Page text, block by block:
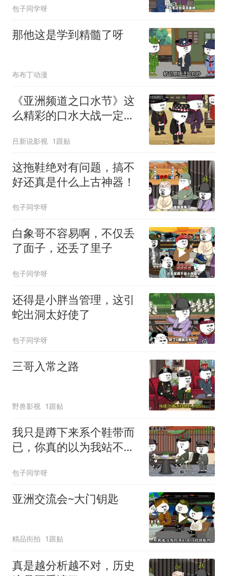
包子同学呀
那他这是学到精髓了呀
布布丁动漫
《亚洲频道之口水节》这
么精彩的口水大战一定不
吕新说影视 1跟贴
这拖鞋绝对有问题，搞不
好还真是什么上古神器！
包子同学呀
白象哥不容易啊，不仅丢
了面子，还丢了里子
包子同学呀
还得是小胖当管理，这引
蛇出洞太好使了
包子同学呀
三哥入常之路
野兽影视 1跟贴
我只是蹲下来系个鞋带而
已，你真的以为我站不起
包子同学呀
亚洲交流会~大门钥匙
精品街拍 1跟贴
真是越分析越不对，历史